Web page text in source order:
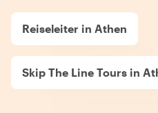
Reiseleiter in Athen
Skip The Line Tours in